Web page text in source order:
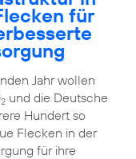
für
Jahr wollen
2und die Deutsche
Hundert so
Flecken in der
für ihre